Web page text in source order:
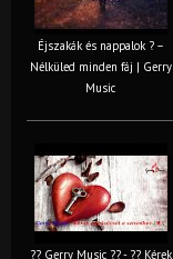
Éjszakák és nappalok ? –
Nélküled minden fáj | Gerry
Music
?? Gerry Music ?? - ?? Kérek